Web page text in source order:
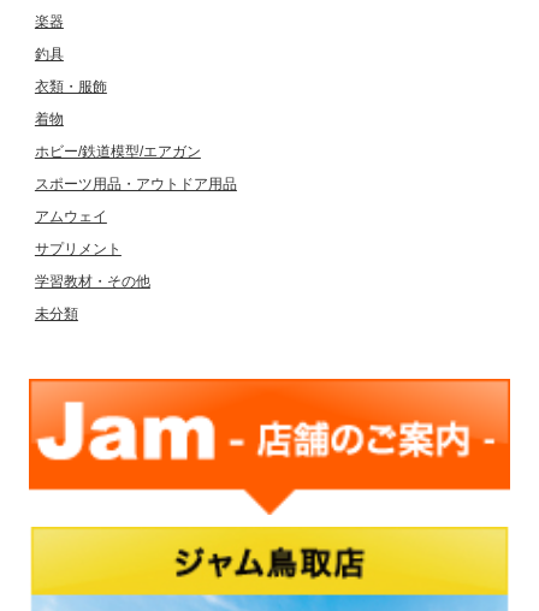
楽器
釣具
衣類・服飾
着物
ホビー/鉄道模型/エアガン
スポーツ用品・アウトドア用品
アムウェイ
サプリメント
学習教材・その他
未分類